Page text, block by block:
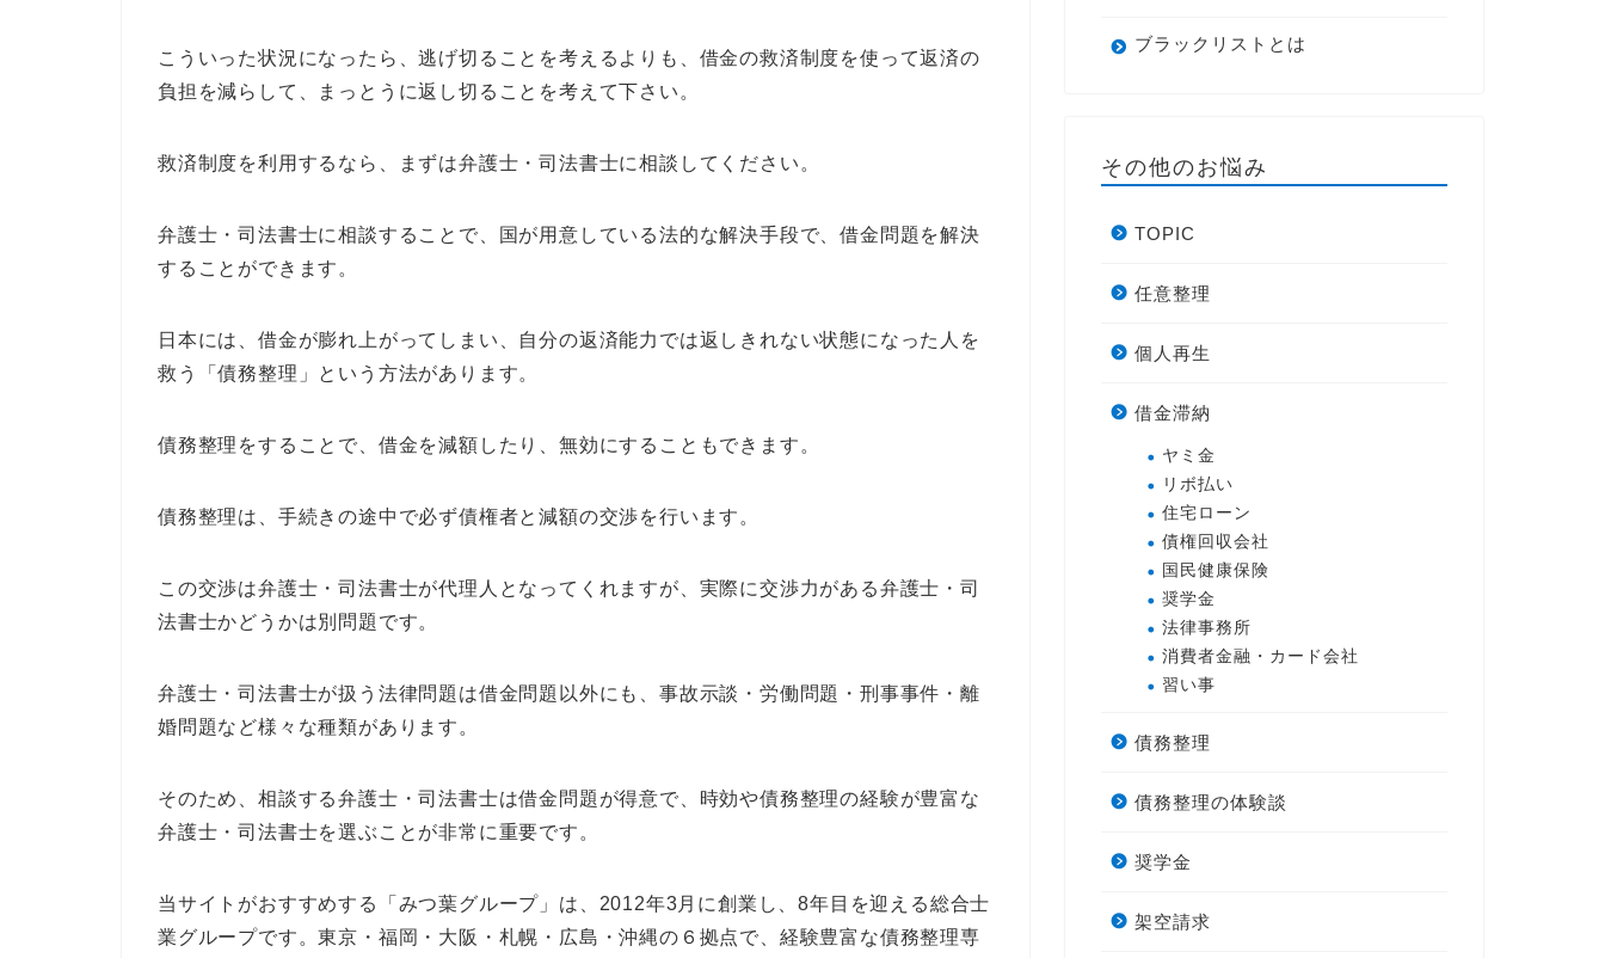
こういった状況になったら、逃げ切ることを考えるよりも、借金の救済制度を使って返済の
負担を減らして、まっとうに返し切ることを考えて下さい。
救済制度を利用するなら、まずは弁護士・司法書士に相談してください。
弁護士・司法書士に相談することで、国が用意している法的な解決手段で、借金問題を解決
することができます。
日本には、借金が膨れ上がってしまい、自分の返済能力では返しきれない状態になった人を
救う「債務整理」という方法があります。
債務整理をすることで、借金を減額したり、無効にすることもできます。
債務整理は、手続きの途中で必ず債権者と減額の交渉を行います。
この交渉は弁護士・司法書士が代理人となってくれますが、実際に交渉力がある弁護士・司
法書士かどうかは別問題です。
弁護士・司法書士が扱う法律問題は借金問題以外にも、事故示談・労働問題・刑事事件・離
婚問題など様々な種類があります。
そのため、相談する弁護士・司法書士は借金問題が得意で、時効や債務整理の経験が豊富な
弁護士・司法書士を選ぶことが非常に重要です。
当サイトがおすすめする「みつ葉グループ」は、2012年3月に創業し、8年目を迎える総合士
業グループです。東京・福岡・大阪・札幌・広島・沖縄の６拠点で、経験豊富な債務整理専
ブラックリストとは
その他のお悩み
TOPIC
任意整理
個人再生
借金滞納
ヤミ金
リボ払い
住宅ローン
債権回収会社
国民健康保険
奨学金
法律事務所
消費者金融・カード会社
習い事
債務整理
債務整理の体験談
奨学金
架空請求